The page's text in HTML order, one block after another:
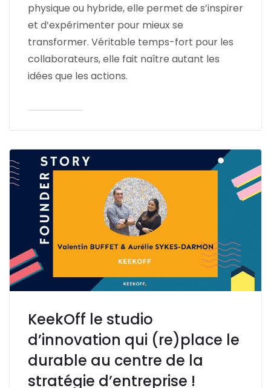
physique ou hybride, elle permet de s’inspirer
et d’expérimenter pour mieux se
transformer. Véritable temps-fort pour les
collaborateurs, elle fait naître autant les
idées que les actions.
KeekOff le studio
d’innovation qui (re)place le
durable au centre de la
stratégie d’entreprise !